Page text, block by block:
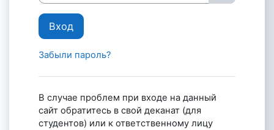
Вход
Забыли пароль?
В случае проблем при входе на данный
сайт обратитесь в свой деканат (для
студентов) или к ответственному лицу